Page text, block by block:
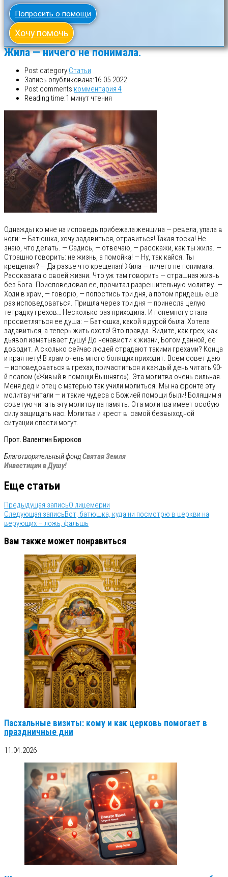
Попросить о помощи
Хочу помочь
Жила — ничего не понимала.
Post category:Статьи
Запись опубликована:16.05.2022
Post comments:комментария 4
Reading time:1 минут чтения
Однажды ко мне на исповедь прибежала женщина — ревела, упала в
ноги: — Батюшка, хочу задавиться, отравиться! Такая тоска! Не
знаю, что делать. — Садись, — отвечаю, — расскажи, как ты жила. —
Страшно говорить: не жизнь, а помойка! — Ну, так кайся. Ты
крещеная? — Да разве что крещеная! Жила — ничего не понимала.
Рассказала о своей жизни. Что уж там говорить — страшная жизнь
без Бога. Поисповедовал ее, прочитал разрешительную молитву. —
Ходи в храм, — говорю, — попостись три дня, а потом придешь еще
раз исповедоваться. Пришла через три дня — принесла целую
тетрадку грехов… Несколько раз приходила. И понемногу стала
просветляться ее душа: — Батюшка, какой я дурой была! Хотела
задавиться, а теперь жить охота! Это правда. Видите, как грех, как
дьявол изматывает душу! До ненависти к жизни, Богом данной, ее
доводит. А сколько сейчас людей страдают такими грехами? Конца
и края нету! В храм очень много болящих приходит. Всем совет даю
— исповедоваться в грехах, причаститься и каждый день читать 90-
й псалом («Живый в помощи Вышняго»). Эта молитва очень сильная.
Меня дед и отец с матерью так учили молиться. Мы на фронте эту
молитву читали — и такие чудеса с Божией помощи были! Болящим я
советую читать эту молитву на память. Эта молитва имеет особую
силу защищать нас. Молитва и крест в самой безвыходной
ситуации спасти могут.
Прот. Валентин Бирюков
Благотворительный фондСвятая Земля
Инвестиции в Душу!
Еще статьи
Предыдущая записьО лицемерии
Следующая записьВот, батюшка, куда ни посмотрю в церкви на
верующих – ложь, фальшь
Вам также может понравиться
Пасхальные визиты: кому и как церковь помогает в
праздничные дни
11.04.2026